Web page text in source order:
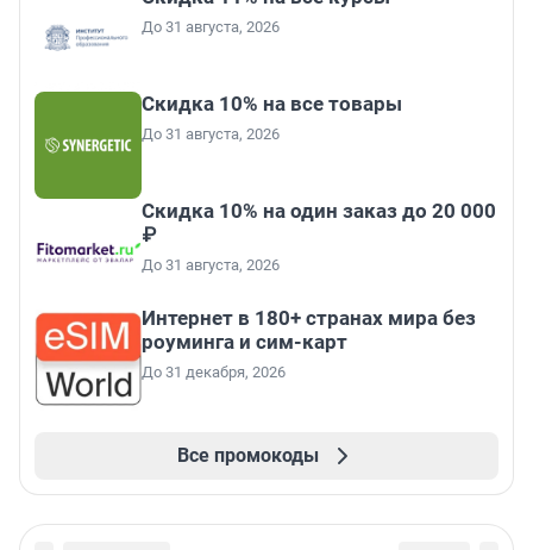
До 31 августа, 2026
Скидка 10% на все товары
До 31 августа, 2026
Скидка 10% на один заказ до 20 000
₽
До 31 августа, 2026
Интернет в 180+ странах мира без
роуминга и сим-карт
До 31 декабря, 2026
Все промокоды